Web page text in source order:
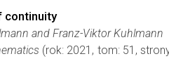
continuity
and Franz-Viktor Kuhlmann
(rok: 2021, tom: 51,